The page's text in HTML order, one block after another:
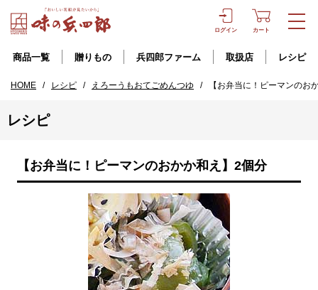
ログイン カート
商品一覧 贈りもの 兵四郎ファーム 取扱店 レシピ
HOME / レシピ / えろーうもおてごめんつゆ / 【お弁当に！ピーマンのお
レシピ
【お弁当に！ピーマンのおかか和え】2個分